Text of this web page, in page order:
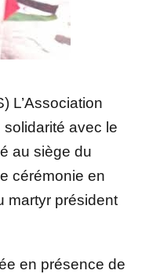
L’Association
solidarité avec le
au siège du
cérémonie en
martyr président
en présence de